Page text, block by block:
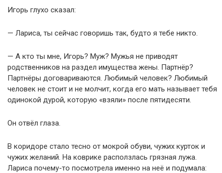
Игорь глухо сказал:
— Лариса, ты сейчас говоришь так, будто я тебе никто.
— А кто ты мне, Игорь? Муж? Мужья не приводят
родственников на раздел имущества жены. Партнёр?
Партнёры договариваются. Любимый человек? Любимый
человек не стоит и не молчит, когда его мать называет тебя
одинокой дурой, которую «взяли» после пятидесяти.
Он отвёл глаза.
В коридоре стало тесно от мокрой обуви, чужих курток и
чужих желаний. На коврике расползлась грязная лужа.
Лариса почему-то посмотрела именно на неё и подумала: